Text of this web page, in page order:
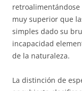
muy superior que
simples dado su
incapacidad
de la naturaleza.
La distinción de